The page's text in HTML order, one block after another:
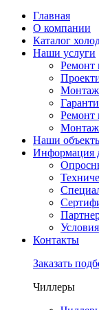
Главная
О компании
Каталог
Наши услуги
Ремонт
Монтаж
Ремонт
Монтаж
Наши
Информация
Контакты
Заказать
Чиллеры